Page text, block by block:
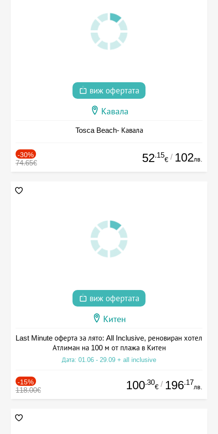
виж офертата
Кавала
Tosca Beach- Кавала
-30%
74.65€ 52.15
€ / 102лв.
виж офертата
Китен
Last Minute оферта за лято: All Inclusive, реновиран хотел
Атлиман на 100 м от плажа в Китен
Дата: 01.06 - 29.09 + all inclusive
-15%
118.00€ 100.30
€ / 196.17
лв.